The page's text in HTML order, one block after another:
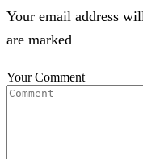
Your email address
are marked
Your Comment